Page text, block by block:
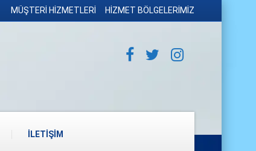
MÜŞTERİ HİZMETLERİ HİZMET BÖLGELERİMİZ
İLETİŞİM